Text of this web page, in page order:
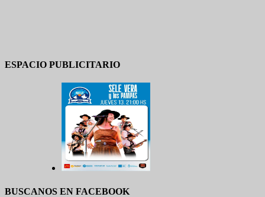
ESPACIO PUBLICITARIO
BUSCANOS EN FACEBOOK